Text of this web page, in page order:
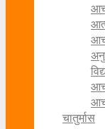
चातुर्मास